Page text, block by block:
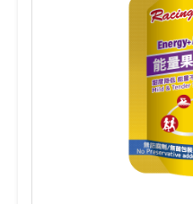
柳
橙
口
味
(含
咖
啡
因)
數